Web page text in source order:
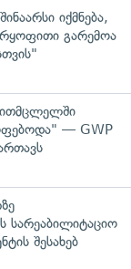
იქმნება,
გარემოა
— GWP
სარეაბილიტაციო
შესახებ